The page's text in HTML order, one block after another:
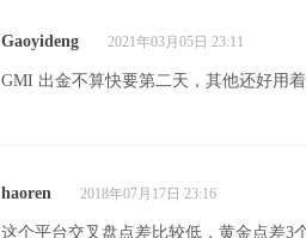
Gaoyideng 2021年03月05日 23:11
GMI 出金不算快要第二天，其他还好用
haoren 2018年07月17日 23:16
这个平台交叉盘点差比较低，黄金点差3